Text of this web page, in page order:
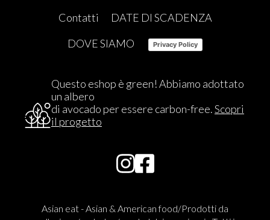
Contatti
DATE DI SCADENZA
DOVE SIAMO
Privacy Policy
Questo eshop è green! Abbiamo adottato
un albero
di avocado per essere carbon-free.Scopri
il progetto
Asian eat - Asian & American food/Prodotti da